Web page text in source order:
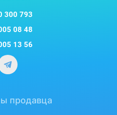
300 793
08 48
13 56
продавца